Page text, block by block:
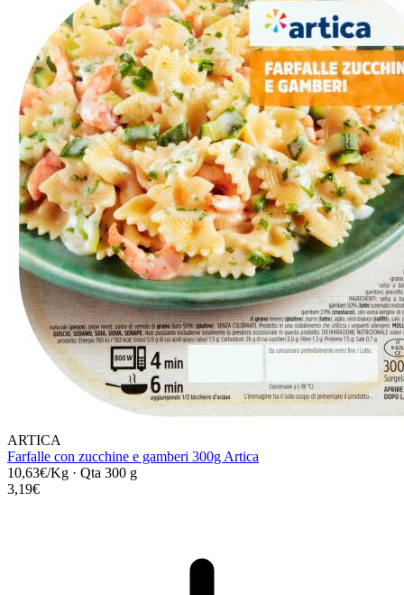
ARTICA
Farfalle con zucchine e gamberi 300g Artica
10,63€/Kg · Qta 300 g
3,19€